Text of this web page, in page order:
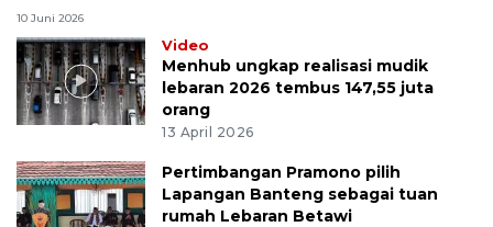
10 Juni 2026
Video
Menhub ungkap realisasi mudik
lebaran 2026 tembus 147,55 juta
orang
13 April 2026
Pertimbangan Pramono pilih
Lapangan Banteng sebagai tuan
rumah Lebaran Betawi